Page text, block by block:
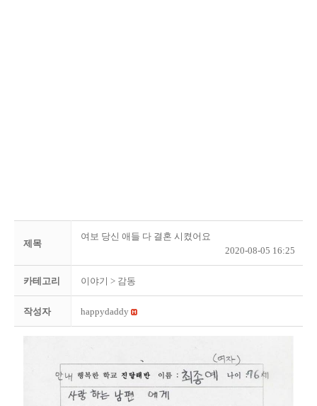
제목
여보 당신 애들 다 결혼 시켰어요
2020-08-05 16:25
카테고리 이야기 > 감동
작성자 happydaddy